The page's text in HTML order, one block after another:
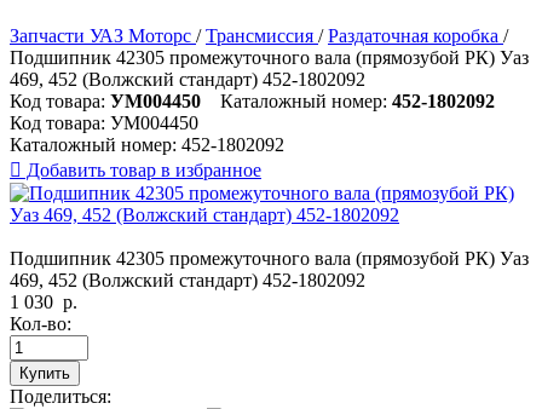
Запчасти УАЗ Моторс / Трансмиссия / Раздаточная коробка /
Подшипник 42305 промежуточного вала (прямозубой РК) Уаз
469, 452 (Волжский стандарт) 452-1802092
Код товара: УМ004450 Каталожный номер: 452-1802092
Код товара: УМ004450
Каталожный номер: 452-1802092
 Добавить товар в избранное
Подшипник 42305 промежуточного вала (прямозубой РК) Уаз
469, 452 (Волжский стандарт) 452-1802092
1 030 р.
Кол-во:
Купить
Поделиться: